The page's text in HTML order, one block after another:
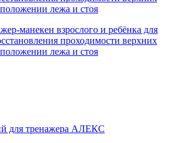
манекен взрослого и ребёнка для
проходимости верхних
лежа и стоя